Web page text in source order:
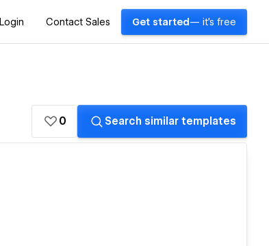
Login Contact Sales Get started — it's free
0 Search similar templates